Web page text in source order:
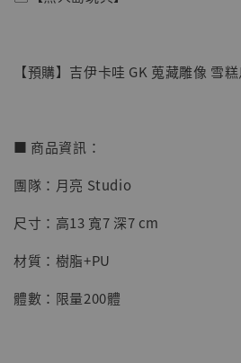
摩 [7STARS Studio]
NT$ 1,500
【預購】吉伊卡哇 GK 蒐藏雕像 雪
■ 商品資訊：
團隊：月亮 Studio
尺寸：高13 寬7 深7 cm
材質：樹脂+PU
體數：限量200體